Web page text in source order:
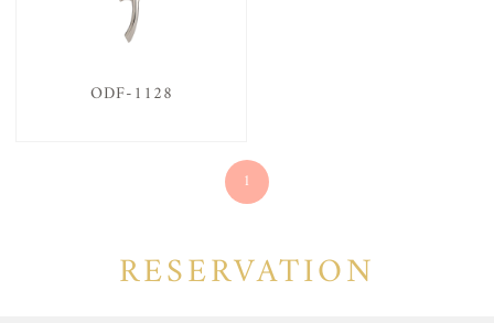
ODF-1128
1
RESERVATION